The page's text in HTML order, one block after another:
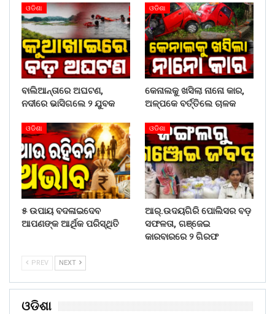
ଓଡିଶା
ବାଲିଆନ୍ତାରେ ଅଘଟଣ,
ନଦୀରେ ଭାସିଗଲେ ୨ ଯୁବକ
ଓଡିଶା
କେନାଲକୁ ଖସିଲା ନାନୋ କାର,
ଅଳ୍ପକେ ବର୍ତ୍ତିଲେ ଚାଳକ
ଓଡିଶା
୫ ଉପାୟ ବଦଳାଇଦେବ
ଆପଣଙ୍କ ଆର୍ଥିକ ପରିସ୍ଥିତି
ଓଡିଶା
ଆର୍.ଉଦୟଗିରି ପୋଲିସର ବଡ଼
ସଫଳତା, ଗଞ୍ଜେଇ
କାରବାରରେ ୨ ଗିରଫ
PREV NEXT
ଓଡିଶା